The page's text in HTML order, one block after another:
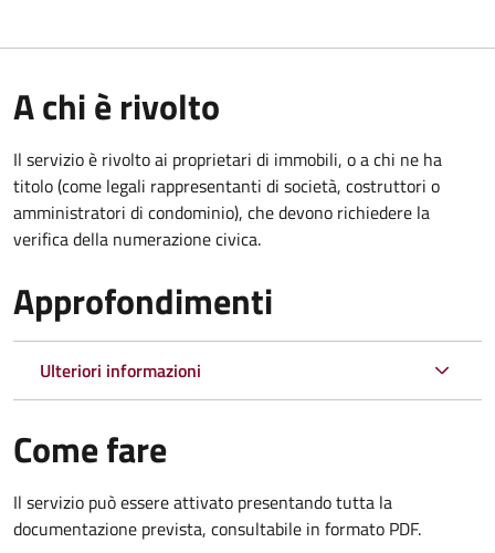
A chi è rivolto
Il servizio è rivolto ai proprietari di immobili, o a chi ne ha
titolo (come legali rappresentanti di società, costruttori o
amministratori di condominio), che devono richiedere la
verifica della numerazione civica.
Approfondimenti
Ulteriori informazioni
Come fare
Il servizio può essere attivato presentando tutta la
documentazione prevista, consultabile in formato PDF.